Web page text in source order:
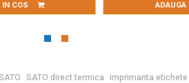
ADAUGA IN
SATO direct termica imprimanta etichete